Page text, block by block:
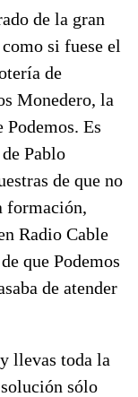
de la gran
si fuese el
de
Monedero, la
Es
Pablo
de que no
formación,
Radio Cable
que Podemos
de atender
llevas toda la
sólo